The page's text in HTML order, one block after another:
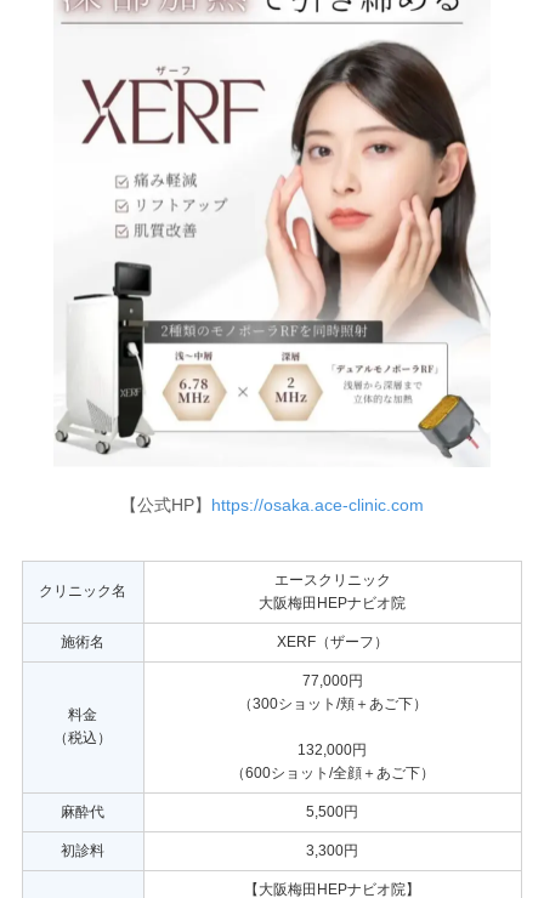
【公式HP】 https://osaka.ace-clinic.com
クリニック名
エースクリニック
大阪梅田HEPナビオ院
施術名 XERF（ザーフ）
料金
（税込）
77,000円
（300ショット/頬＋あご下）
132,000円
（600ショット/全顔＋あご下）
麻酔代 5,500円
初診料 3,300円
【大阪梅田HEPナビオ院】